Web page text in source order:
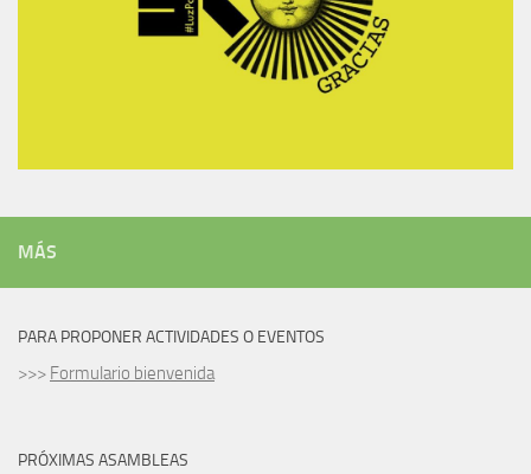
MÁS
PARA PROPONER ACTIVIDADES O EVENTOS
>>> Formulario bienvenida
PRÓXIMAS ASAMBLEAS